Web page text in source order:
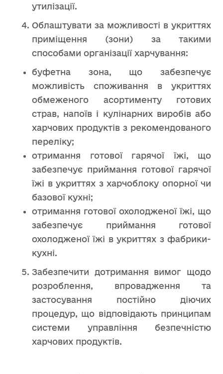
утилізації.
Облаштувати за можливості в укриттях
приміщення (зони) за такими
способами організації харчування:
буфетна зона, що забезпечує
можливість споживання в укриттях
обмеженого асортименту готових
страв, напоїв і кулінарних виробів або
харчових продуктів з рекомендованого
переліку;
отримання готової гарячої їжі, що
забезпечує приймання готової гарячої
їжі в укриттях з харчоблоку опорної чи
базової кухні;
отримання готової охолодженої їжі, що
забезпечує приймання готової
охолодженої їжі в укриттях з фабрики-
кухні.
Забезпечити дотримання вимог щодо
розроблення, впровадження та
застосування постійно діючих
процедур, що відповідають принципам
системи управління безпечністю
харчових продуктів.